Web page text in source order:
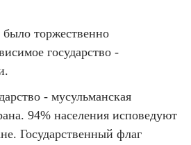
торжественно
государство -
- мусульманская
94% населения исповедуют
Государственный флаг